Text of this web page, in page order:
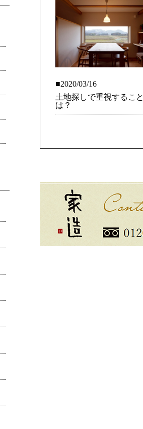
■2020/03/16
土地探しで重視すること
は？